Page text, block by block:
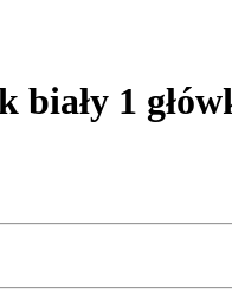
biały 1